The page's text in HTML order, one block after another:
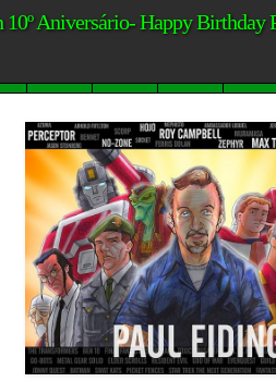
10º Aniversário- Happy Birthday